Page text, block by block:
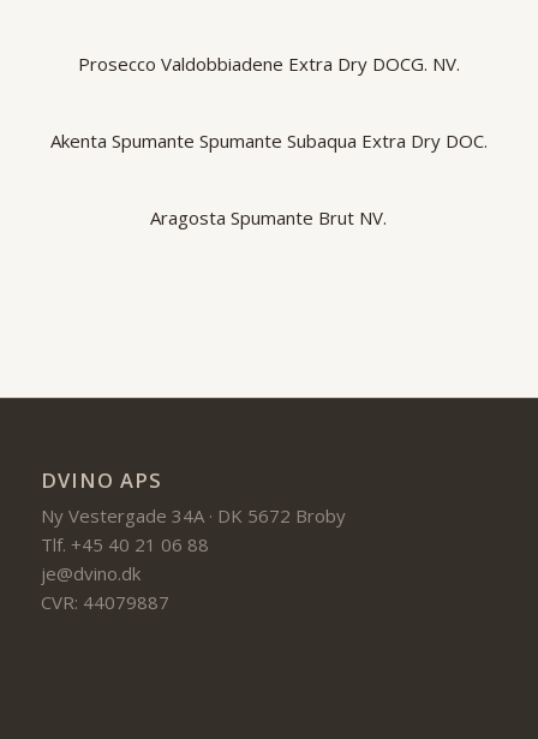
Prosecco Valdobbiadene Extra Dry DOCG. NV.
Akenta Spumante Spumante Subaqua Extra Dry DOC.
Aragosta Spumante Brut NV.
DVINO APS
Ny Vestergade 34A · DK 5672 Broby
Tlf. +45 40 21 06 88
je@dvino.dk
CVR: 44079887